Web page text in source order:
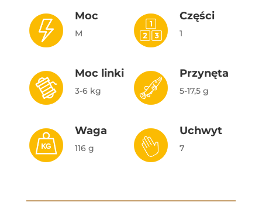
Moc
M
Części
1
Moc linki
3-6 kg
Przynęta
5-17,5 g
Waga
116 g
Uchwyt
7